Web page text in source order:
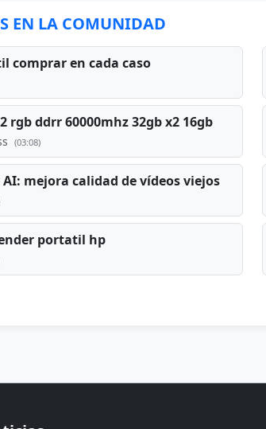
EN LA COMUNIDAD
comprar en cada caso
rgb ddrr 60000mhz 32gb x2 16gb
(03:08)
AI: mejora calidad de vídeos viejos
portatil hp